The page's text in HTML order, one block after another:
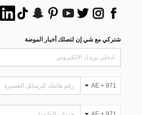
شتركي مع شي إن لتصلك أخبار الموضة
AE + 971